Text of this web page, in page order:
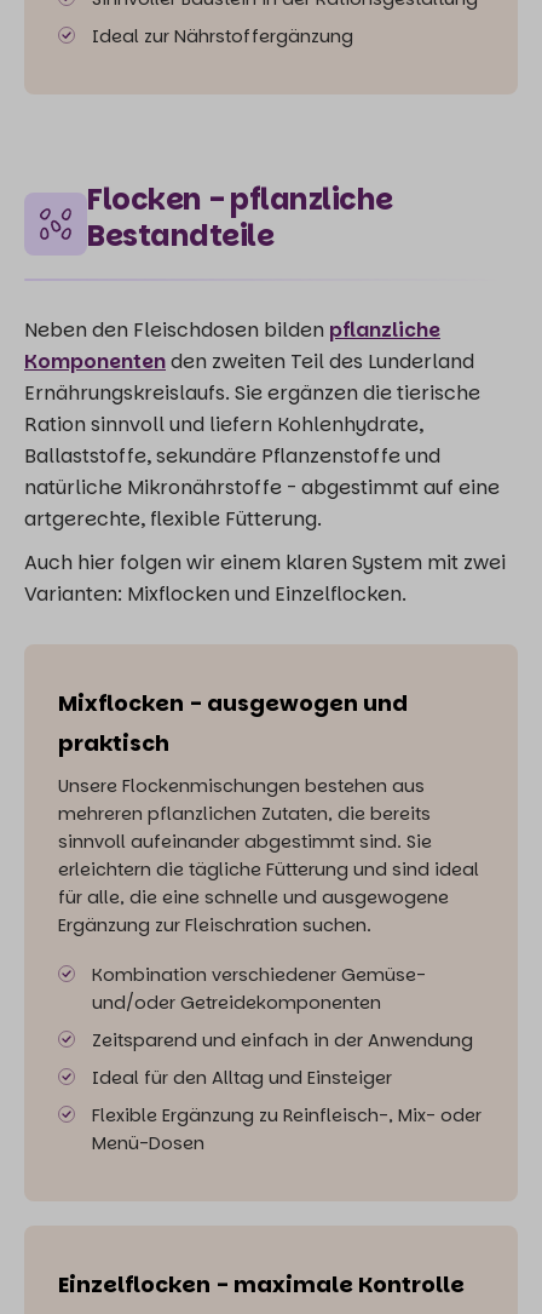
Ideal zur Nährstoffergänzung
Flocken - pflanzliche
Bestandteile
Neben den Fleischdosen bilden pflanzliche
Komponentenden zweiten Teil des Lunderland
Ernährungskreislaufs. Sie ergänzen die tierische
Ration sinnvoll und liefern Kohlenhydrate,
Ballaststoffe, sekundäre Pflanzenstoffe und
natürliche Mikronährstoffe - abgestimmt auf eine
artgerechte, flexible Fütterung.
Auch hier folgen wir einem klaren System mit zwei
Varianten: Mixflocken und Einzelflocken.
Mixflocken - ausgewogen und
praktisch
Unsere Flockenmischungen bestehen aus
mehreren pflanzlichen Zutaten, die bereits
sinnvoll aufeinander abgestimmt sind. Sie
erleichtern die tägliche Fütterung und sind ideal
für alle, die eine schnelle und ausgewogene
Ergänzung zur Fleischration suchen.
Kombination verschiedener Gemüse-
und/oder Getreidekomponenten
Zeitsparend und einfach in der Anwendung
Ideal für den Alltag und Einsteiger
Flexible Ergänzung zu Reinfleisch-, Mix- oder
Menü-Dosen
Einzelflocken - maximale Kontrolle